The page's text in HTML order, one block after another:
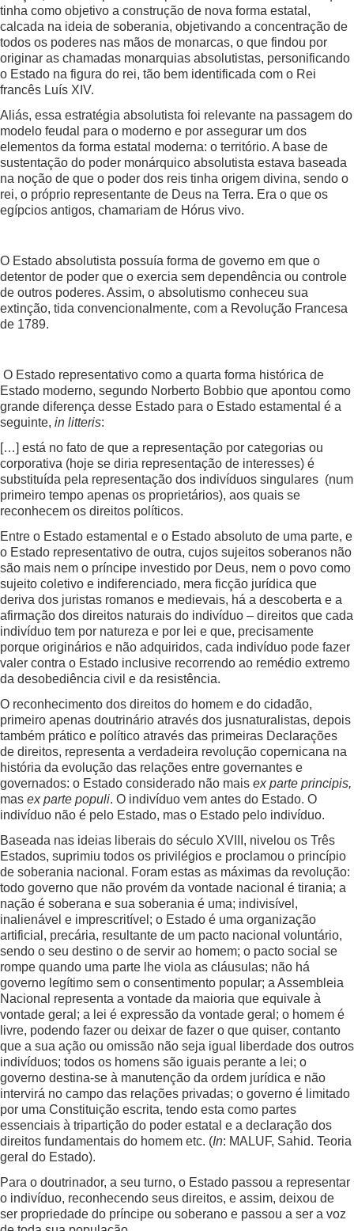
tinha como objetivo a construção de nova forma estatal,
calcada na ideia de soberania, objetivando a concentração de
todos os poderes nas mãos de monarcas, o que findou por
originar as chamadas monarquias absolutistas, personificando
o Estado na figura do rei, tão bem identificada com o Rei
francês Luís XIV.
Aliás, essa estratégia absolutista foi relevante na passagem do
modelo feudal para o moderno e por assegurar um dos
elementos da forma estatal moderna: o território. A base de
sustentação do poder monárquico absolutista estava baseada
na noção de que o poder dos reis tinha origem divina, sendo o
rei, o próprio representante de Deus na Terra. Era o que os
egípcios antigos, chamariam de Hórus vivo.
O Estado absolutista possuía forma de governo em que o
detentor de poder que o exercia sem dependência ou controle
de outros poderes. Assim, o absolutismo conheceu sua
extinção, tida convencionalmente, com a Revolução Francesa
de 1789.
O Estado representativo como a quarta forma histórica de
Estado moderno, segundo Norberto Bobbio que apontou como
grande diferença desse Estado para o Estado estamental é a
seguinte, in litteris:
[…] está no fato de que a representação por categorias ou
corporativa (hoje se diria representação de interesses) é
substituída pela representação dos indivíduos singulares (num
primeiro tempo apenas os proprietários), aos quais se
reconhecem os direitos políticos.
Entre o Estado estamental e o Estado absoluto de uma parte, e
o Estado representativo de outra, cujos sujeitos soberanos não
são mais nem o príncipe investido por Deus, nem o povo como
sujeito coletivo e indiferenciado, mera ficção jurídica que
deriva dos juristas romanos e medievais, há a descoberta e a
afirmação dos direitos naturais do indivíduo – direitos que cada
indivíduo tem por natureza e por lei e que, precisamente
porque originários e não adquiridos, cada indivíduo pode fazer
valer contra o Estado inclusive recorrendo ao remédio extremo
da desobediência civil e da resistência.
O reconhecimento dos direitos do homem e do cidadão,
primeiro apenas doutrinário através dos jusnaturalistas, depois
também prático e político através das primeiras Declarações
de direitos, representa a verdadeira revolução copernicana na
história da evolução das relações entre governantes e
governados: o Estado considerado não mais ex parte principis,
mas ex parte populi. O indivíduo vem antes do Estado. O
indivíduo não é pelo Estado, mas o Estado pelo indivíduo.
Baseada nas ideias liberais do século XVIII, nivelou os Três
Estados, suprimiu todos os privilégios e proclamou o princípio
de soberania nacional. Foram estas as máximas da revolução:
todo governo que não provém da vontade nacional é tirania; a
nação é soberana e sua soberania é uma; indivisível,
inalienável e imprescritível; o Estado é uma organização
artificial, precária, resultante de um pacto nacional voluntário,
sendo o seu destino o de servir ao homem; o pacto social se
rompe quando uma parte lhe viola as cláusulas; não há
governo legítimo sem o consentimento popular; a Assembleia
Nacional representa a vontade da maioria que equivale à
vontade geral; a lei é expressão da vontade geral; o homem é
livre, podendo fazer ou deixar de fazer o que quiser, contanto
que a sua ação ou omissão não seja igual liberdade dos outros
indivíduos; todos os homens são iguais perante a lei; o
governo destina-se à manutenção da ordem jurídica e não
intervirá no campo das relações privadas; o governo é limitado
por uma Constituição escrita, tendo esta como partes
essenciais à tripartição do poder estatal e a declaração dos
direitos fundamentais do homem etc. (In: MALUF, Sahid. Teoria
geral do Estado).
Para o doutrinador, a seu turno, o Estado passou a representar
o indivíduo, reconhecendo seus direitos, e assim, deixou de
ser propriedade do príncipe ou soberano e passou a ser a voz